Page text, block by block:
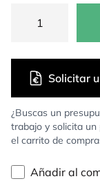
¿Buscas un
trabajo y solicita
el carrito de
Solicitar
Añadir al